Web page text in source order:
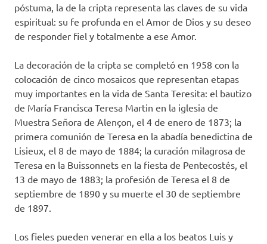
póstuma, la de la cripta representa las claves de su vida
espiritual: su fe profunda en el Amor de Dios y su deseo
de responder fiel y totalmente a ese Amor.
La decoración de la cripta se completó en 1958 con la
colocación de cinco mosaicos que representan etapas
muy importantes en la vida de Santa Teresita: el bautizo
de María Francisca Teresa Martin en la iglesia de
Muestra Señora de Alençon, el 4 de enero de 1873; la
primera comunión de Teresa en la abadía benedictina de
Lisieux, el 8 de mayo de 1884; la curación milagrosa de
Teresa en la Buissonnets en la fiesta de Pentecostés, el
13 de mayo de 1883; la profesión de Teresa el 8 de
septiembre de 1890 y su muerte el 30 de septiembre
de 1897.
Los fieles pueden venerar en ella a los beatos Luis y